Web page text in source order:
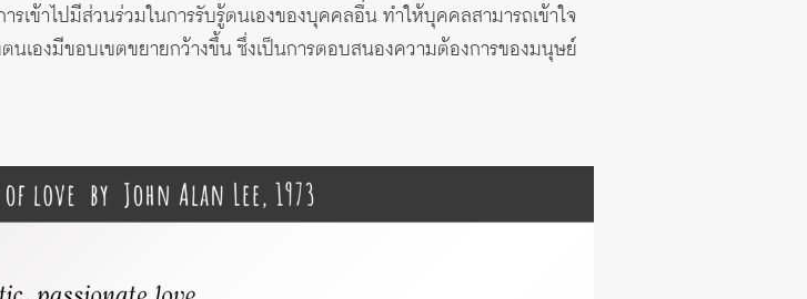
ข้าไปมีส่วนร่วมในการรับรู้ตนเองของบุคคลอื่น ทำให้บุคคลสามารถเข้าใจ
เองมีขอบเขตขยายกว้างขึ้น ซึ่งเป็นการตอบสนองความต้องการของมนุษย์